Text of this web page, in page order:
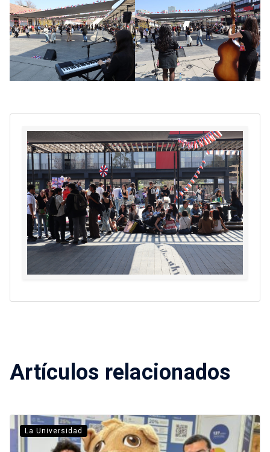
Artículos relacionados
La Universidad